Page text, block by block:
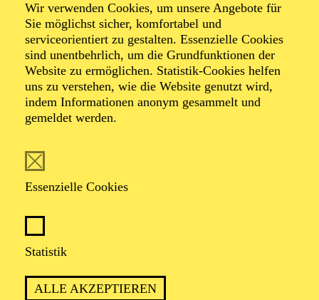
Wir verwenden Cookies, um unsere Angebote für
Sie möglichst sicher, komfortabel und
serviceorientiert zu gestalten. Essenzielle Cookies
sind unentbehrlich, um die Grundfunktionen der
Website zu ermöglichen. Statistik-Cookies helfen
uns zu verstehen, wie die Website genutzt wird,
indem Informationen anonym gesammelt und
gemeldet werden.
Essenzielle Cookies
Statistik
ALLE AKZEPTIEREN
Operette in drei Akten von Johann Strauß
Zusammengestellt, bearbeitet und ergänzt von Adolf
Müller junior; Libretto von Viktor Léon und Leo Stein
Eine Koproduktion von Johann Strauss 2025 Wien und
Aalto Musiktheater Essen
BEST OF WALZERKÖNIG JOHANN